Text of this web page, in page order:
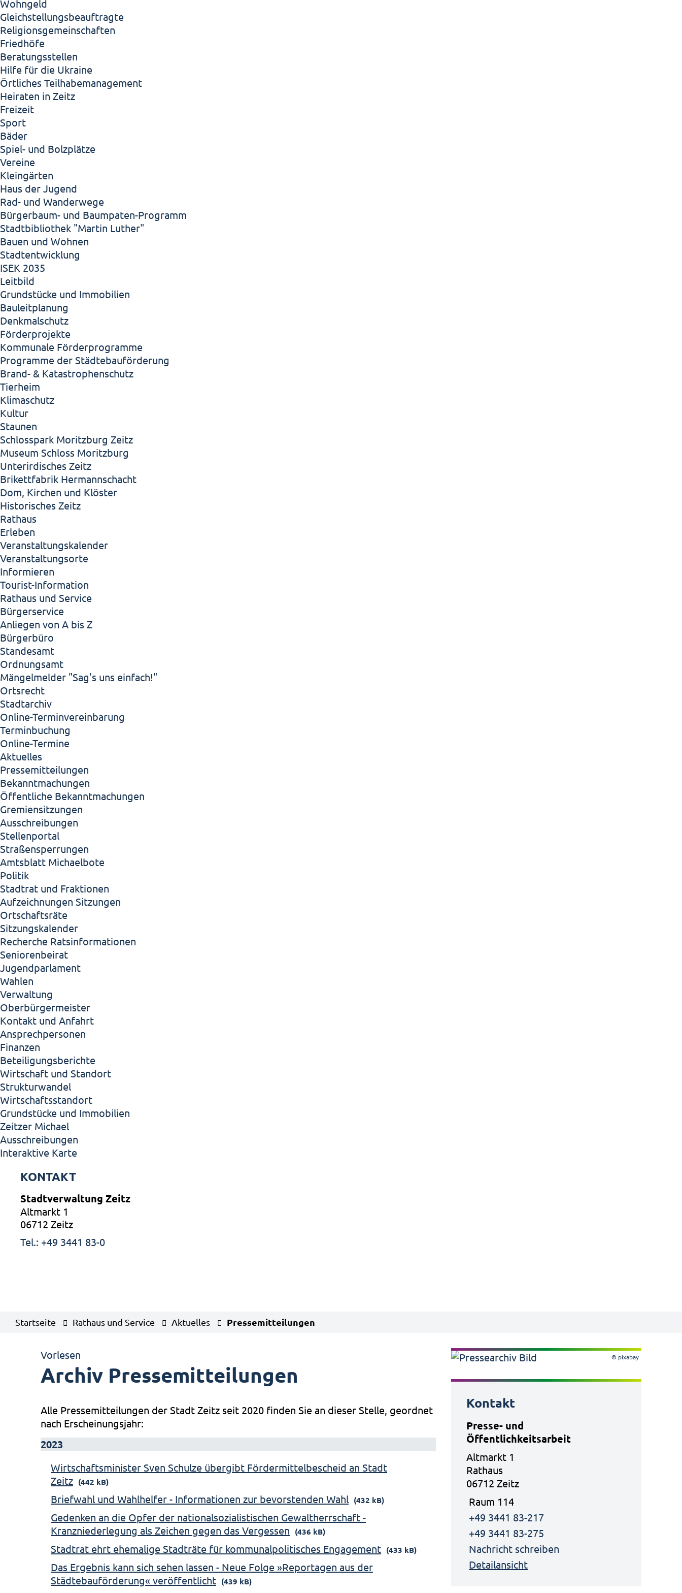
Wohngeld
Gleichstellungsbeauftragte
Religionsgemeinschaften
Friedhöfe
Beratungsstellen
Hilfe für die Ukraine
Örtliches Teilhabemanagement
Heiraten in Zeitz
Freizeit
Sport
Bäder
Spiel- und Bolzplätze
Vereine
Kleingärten
Haus der Jugend
Rad- und Wanderwege
Bürgerbaum- und Baumpaten-Programm
Stadtbibliothek "Martin Luther"
Bauen und Wohnen
Stadtentwicklung
ISEK 2035
Leitbild
Grundstücke und Immobilien
Bauleitplanung
Denkmalschutz
Förderprojekte
Kommunale Förderprogramme
Programme der Städtebauförderung
Brand- & Katastrophenschutz
Tierheim
Klimaschutz
Kultur
Staunen
Schlosspark Moritzburg Zeitz
Museum Schloss Moritzburg
Unterirdisches Zeitz
Brikettfabrik Hermannschacht
Dom, Kirchen und Klöster
Historisches Zeitz
Rathaus
Erleben
Veranstaltungskalender
Veranstaltungsorte
Informieren
Tourist-Information
Rathaus und Service
Bürgerservice
Anliegen von A bis Z
Bürgerbüro
Standesamt
Ordnungsamt
Mängelmelder "Sag's uns einfach!"
Ortsrecht
Stadtarchiv
Online-Terminvereinbarung
Terminbuchung
Online-Termine
Aktuelles
Pressemitteilungen
Bekanntmachungen
Öffentliche Bekanntmachungen
Gremiensitzungen
Ausschreibungen
Stellenportal
Straßensperrungen
Amtsblatt Michaelbote
Politik
Stadtrat und Fraktionen
Aufzeichnungen Sitzungen
Ortschaftsräte
Sitzungskalender
Recherche Ratsinformationen
Seniorenbeirat
Jugendparlament
Wahlen
Verwaltung
Oberbürgermeister
Kontakt und Anfahrt
Ansprechpersonen
Finanzen
Beteiligungsberichte
Wirtschaft und Standort
Strukturwandel
Wirtschaftsstandort
Grundstücke und Immobilien
Zeitzer Michael
Ausschreibungen
Interaktive Karte
KONTAKT
Stadtverwaltung Zeitz
Altmarkt 1
06712 Zeitz
Tel.: +49 3441 83-0
Startseite Rathaus und Service Aktuelles Pressemitteilungen
Vorlesen
Archiv Pressemitteilungen
Alle Pressemitteilungen der Stadt Zeitz seit 2020 finden Sie an dieser Stelle, geordnet
nach Erscheinungsjahr:
2023
Wirtschaftsminister Sven Schulze übergibt Fördermittelbescheid an Stadt
Zeitz (442 kB)
Briefwahl und Wahlhelfer - Informationen zur bevorstenden Wahl (432 kB)
Gedenken an die Opfer der nationalsozialistischen Gewaltherrschaft -
Kranzniederlegung als Zeichen gegen das Vergessen (436 kB)
Stadtrat ehrt ehemalige Stadträte für kommunalpolitisches Engagement (433 kB)
Das Ergebnis kann sich sehen lassen - Neue Folge »Reportagen aus der
Städtebauförderung« veröffentlicht (439 kB)
© pixabay
Kontakt
Presse- und
Öffentlichkeitsarbeit
Altmarkt 1
Rathaus
06712 Zeitz
Raum 114
+49 3441 83-217
+49 3441 83-275
Nachricht schreiben
Detailansicht